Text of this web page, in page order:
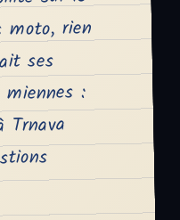
moto, rien
ses
:
Trnava